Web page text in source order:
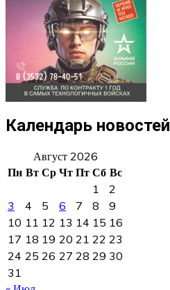
Календарь новостей
Август 2026
Пн Вт Ср Чт Пт Сб Вс
1
2
3
4 5 6 7 8
9
10 11 12 13 14 15 16
17 18 19 20 21 22 23
24 25 26 27 28 29 30
31